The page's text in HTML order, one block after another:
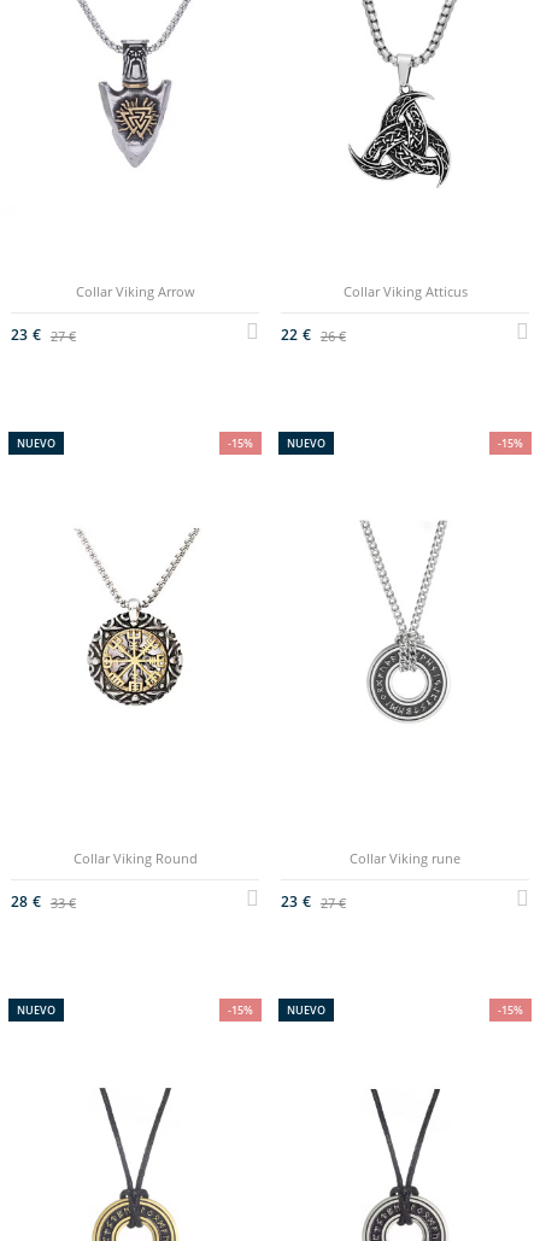
Collar Viking Arrow
23 € 27 €
Collar Viking Atticus
22 € 26 €
-15%
NUEVO
Collar Viking Round
28 € 33 €
-15%
NUEVO
Collar Viking rune
23 € 27 €
-15%
NUEVO -15%
NUEVO